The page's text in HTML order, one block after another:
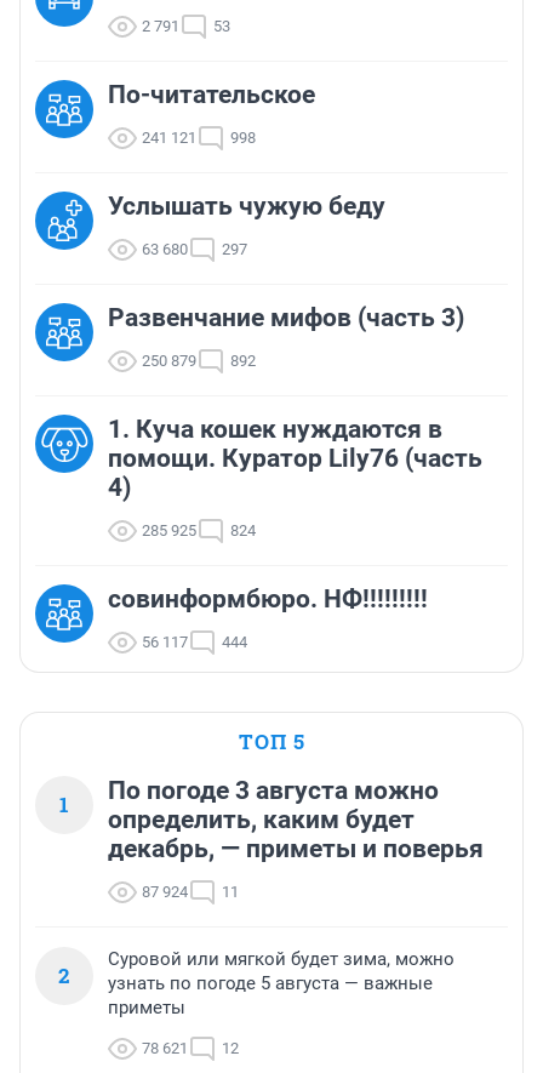
2 791 53
По-читательское
241 121 998
Услышать чужую беду
63 680 297
Развенчание мифов (часть 3)
250 879 892
1. Куча кошек нуждаются в
помощи. Куратор Lily76 (часть
4)
285 925 824
совинформбюро. НФ!!!!!!!!!
56 117 444
ТОП 5
1
По погоде 3 августа можно
определить, каким будет
декабрь, — приметы и поверья
87 924 11
2
Суровой или мягкой будет зима, можно
узнать по погоде 5 августа — важные
приметы
78 621 12